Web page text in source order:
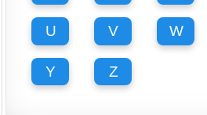
U V W
Y Z